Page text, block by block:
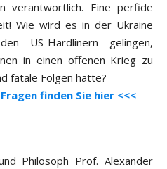
verantwortlich. Eine perfide
Wie wird es in der Ukraine
US-Hardlinern gelingen,
in einen offenen Krieg zu
fatale Folgen hätte?
finden Sie hier <<<
Philosoph Prof. Alexander